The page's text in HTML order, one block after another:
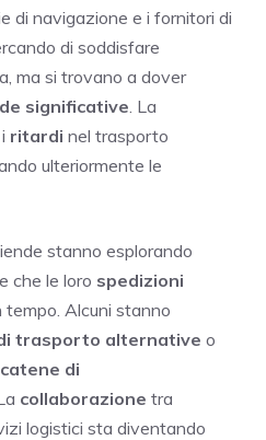
di navigazione e i fornitori di
di soddisfare
ma si trovano a dover
significative . La
ritardi nel trasporto
ulteriormente le
stanno esplorando
che le loro spedizioni
Alcuni stanno
trasporto alternative o
catene di
collaborazione tra
logistici sta diventando